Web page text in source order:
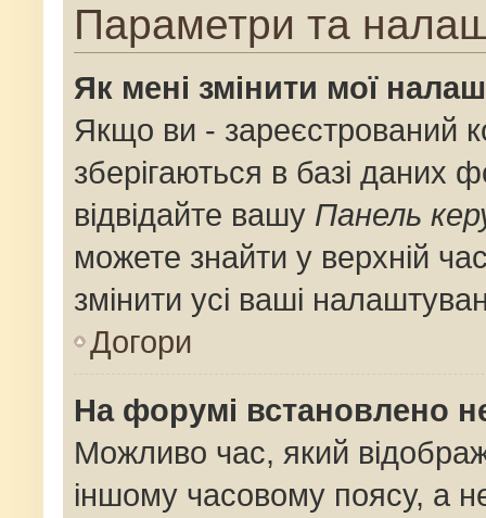
Параметри та
Як мені змінити мої
Якщо ви - зареєстрований
зберігаються в базі даних
відвідайте вашу Панель
можете знайти у верхній
змінити усі ваші
Догори
На форумі встановлено
Можливо час, який
іншому часовому поясу, а